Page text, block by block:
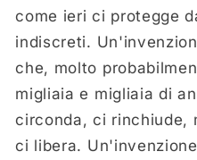
come ieri ci protegge
indiscreti.
che, molto
migliaia e migliaia di
circonda, ci rinchiude,
ci libera.